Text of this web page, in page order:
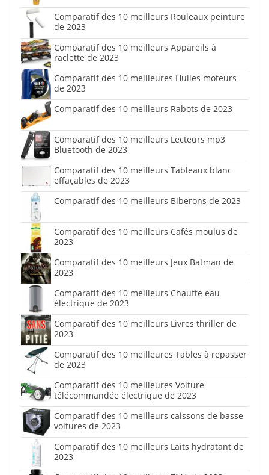
Comparatif des 10 meilleurs Rouleaux peinture
de 2023
Comparatif des 10 meilleurs Appareils à
raclette de 2023
Comparatif des 10 meilleures Huiles moteurs
de 2023
Comparatif des 10 meilleurs Rabots de 2023
Comparatif des 10 meilleurs Lecteurs mp3
Bluetooth de 2023
Comparatif des 10 meilleurs Tableaux blanc
effaçables de 2023
Comparatif des 10 meilleurs Biberons de 2023
Comparatif des 10 meilleurs Cafés moulus de
2023
Comparatif des 10 meilleurs Jeux Batman de
2023
Comparatif des 10 meilleurs Chauffe eau
électrique de 2023
Comparatif des 10 meilleurs Livres thriller de
2023
Comparatif des 10 meilleures Tables à repasser
de 2023
Comparatif des 10 meilleures Voiture
télécommandée électrique de 2023
Comparatif des 10 meilleurs caissons de basse
voitures de 2023
Comparatif des 10 meilleurs Laits hydratant de
2023